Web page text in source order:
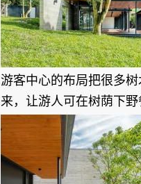
游客中心的布局把很多
来，让游人可在树荫下野